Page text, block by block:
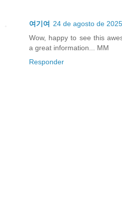
여기여 24 de agosto de
Wow, happy to see this
a great information... MM
Responder